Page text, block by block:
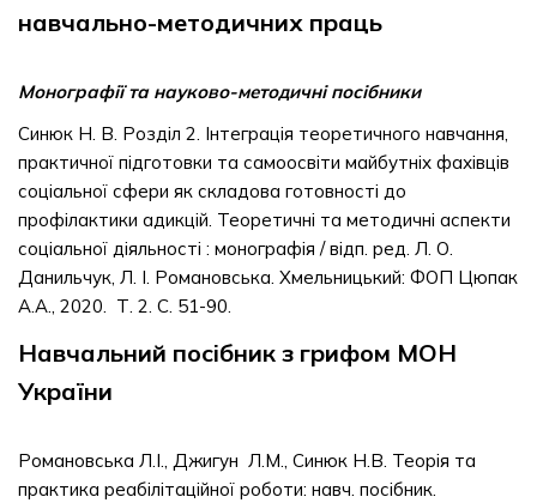
навчально-методичних праць
Монографії та науково-методичні посібники
Синюк Н. В. Розділ 2. Інтеграція теоретичного навчання,
практичної підготовки та самоосвіти майбутніх фахівців
соціальної сфери як складова готовності до
профілактики адикцій. Теоретичні та методичні аспекти
соціальної діяльності : монографія / відп. ред. Л. О.
Данильчук, Л. І. Романовська. Хмельницький: ФОП Цюпак
А.А., 2020. Т. 2. С. 51-90.
Навчальний посібник з грифом МОН
України
Романовська Л.І., Джигун Л.М., Синюк Н.В. Теорія та
практика реабілітаційної роботи: навч. посібник.